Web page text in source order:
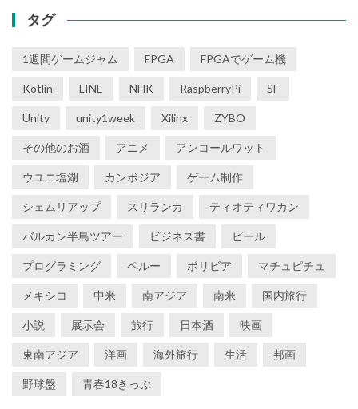
タグ
1週間ゲームジャム FPGA FPGAでゲーム機
Kotlin LINE NHK RaspberryPi SF
Unity unity1week Xilinx ZYBO
その他のお酒 アニメ アンコールワット
ウユニ塩湖 カンボジア ゲーム制作
シェムリアップ スリランカ ティオティワカン
バルカン半島ツアー ビジネス書 ビール
プログラミング ペルー ボリビア マチュピチュ
メキシコ 中米 南アジア 南米 国内旅行
小説 展示会 旅行 日本酒 映画
東南アジア 洋画 海外旅行 生活 邦画
野球盤 青春18きっぷ